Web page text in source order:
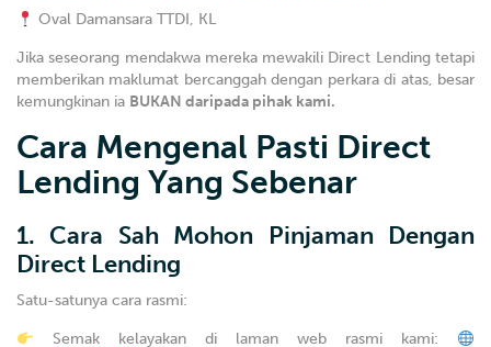
Oval Damansara TTDI, KL
Jika seseorang mendakwa mereka mewakili Direct Lending tetapi
memberikan maklumat bercanggah dengan perkara di atas, besar
kemungkinan ia BUKAN daripada pihak kami.
Cara Mengenal Pasti Direct
Lending Yang Sebenar
1. Cara Sah Mohon Pinjaman Dengan
Direct Lending
Satu-satunya cara rasmi:
Semak kelayakan di laman web rasmi kami: